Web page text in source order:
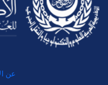
عن